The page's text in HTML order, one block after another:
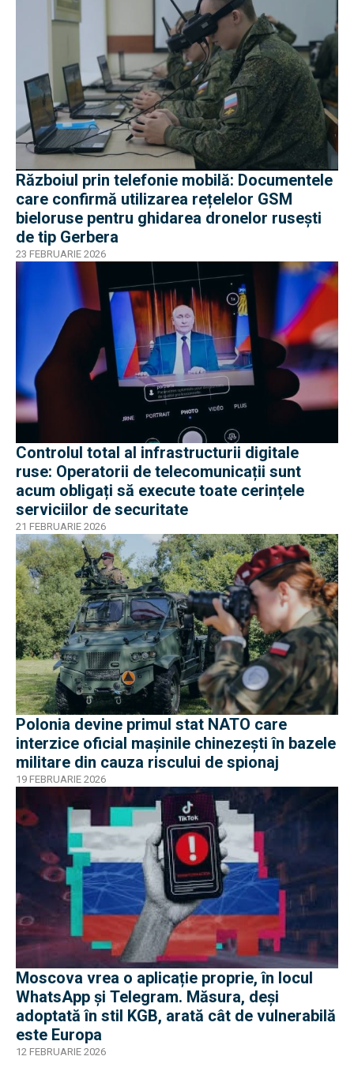
Războiul prin telefonie mobilă: Documentele
care confirmă utilizarea rețelelor GSM
bieloruse pentru ghidarea dronelor rusești
de tip Gerbera
23 FEBRUARIE 2026
Controlul total al infrastructurii digitale
ruse: Operatorii de telecomunicații sunt
acum obligați să execute toate cerințele
serviciilor de securitate
21 FEBRUARIE 2026
Polonia devine primul stat NATO care
interzice oficial mașinile chinezești în bazele
militare din cauza riscului de spionaj
19 FEBRUARIE 2026
Moscova vrea o aplicație proprie, în locul
WhatsApp și Telegram. Măsura, deși
adoptată în stil KGB, arată cât de vulnerabilă
este Europa
12 FEBRUARIE 2026